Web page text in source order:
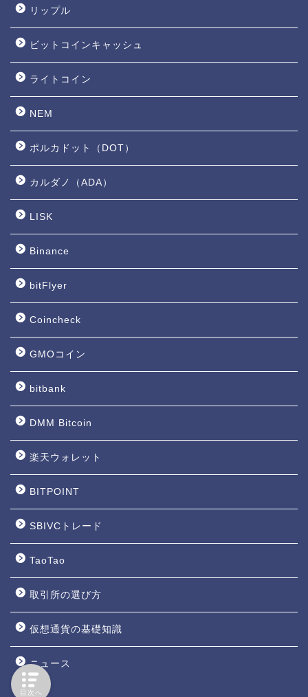
リップル
ビットコインキャッシュ
ライトコイン
NEM
ポルカドット（DOT）
カルダノ（ADA）
LISK
Binance
bitFlyer
Coincheck
GMOコイン
bitbank
DMM Bitcoin
楽天ウォレット
BITPOINT
SBIVCトレード
TaoTao
取引所の選び方
仮想通貨の基礎知識
ニュース
目次へ